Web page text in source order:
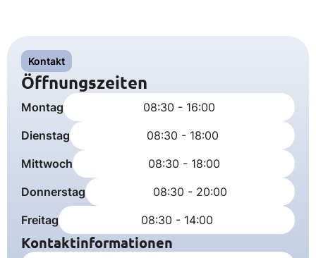
Kontakt
Öffnungszeiten
Montag
08:30 - 16:00
Dienstag
08:30 - 18:00
Mittwoch
08:30 - 18:00
Donnerstag
08:30 - 20:00
Freitag
08:30 - 14:00
Kontaktinformationen